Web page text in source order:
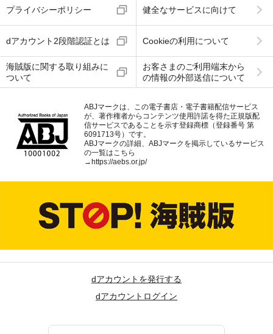
プライバシーポリシー 健全なサービスに向けて
dアカウント2段階認証とは Cookieの利用について
海賊版に関する取り組みに
ついて
お客さまのご利用端末から
の情報の外部送信について
ABJマークは、この電子書店・電子書籍配信サービス
が、著作権者からコンテンツ使用許諾を得た正規版配
信サービスであることを示す登録商標（登録番号 第
6091713号）です。
ABJマークの詳細、ABJマークを掲示しているサービス
の一覧はこちら
→ https://aebs.or.jp/
dアカウントを発行する
dアカウントログイン